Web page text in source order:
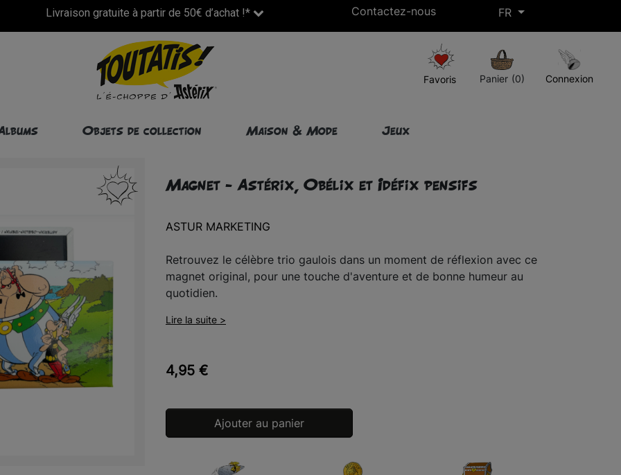
Livraison gratuite à partir de 50€ d’achat !* Livraison gratuite à partir de 50€ d’achat !*
Contactez-nous FR
Connexion
Panier (0)
Favoris
Objets de collection Maison & Mode Jeux
Magnet - Astérix, Obélix et Idéfix pensifs
ASTUR MARKETING
Retrouvez le célèbre trio gaulois dans un moment de réflexion avec ce
magnet original, pour une touche d'aventure et de bonne humeur au
quotidien.
Lire la suite >
4,95 €
Ajouter au panier